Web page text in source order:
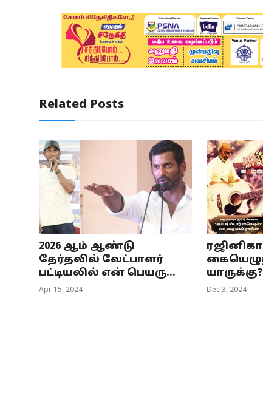
Related Posts
2026 ஆம் ஆண்டு
தேர்தலில் வேட்பாளர்
பட்டியலில் என் பெயரு...
Apr 15, 2024 Dec 3, 2024